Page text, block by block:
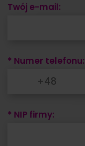
Twój e-mail:
* Numer telefonu:
* NIP firmy: